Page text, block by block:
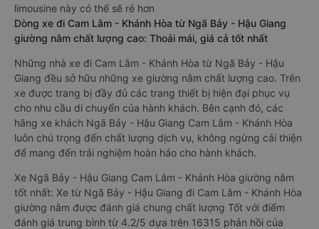
limousine này có thể sẽ rẻ hơn
Dòng xe đi Cam Lâm - Khánh Hòa từ Ngã Bảy - Hậu Giang
giường nằm chất lượng cao: Thoải mái, giá cả tốt nhất
Những nhà xe đi Cam Lâm - Khánh Hòa từ Ngã Bảy - Hậu
Giang đều sở hữu những xe giường nằm chất lượng cao. Trên
xe được trang bị đầy đủ các trang thiết bị hiện đại phục vụ
cho nhu cầu di chuyển của hành khách. Bên cạnh đó, các
hãng xe khách Ngã Bảy - Hậu Giang Cam Lâm - Khánh Hòa
luôn chú trọng đến chất lượng dịch vụ, không ngừng cải thiện
để mang đến trải nghiệm hoàn hảo cho hành khách.
Xe Ngã Bảy - Hậu Giang Cam Lâm - Khánh Hòa giường nằm
tốt nhất: Xe từ Ngã Bảy - Hậu Giang đi Cam Lâm - Khánh Hòa
giường nằm được đánh giá chung chất lượng Tốt với điểm
đánh giá trung bình từ 4.2/5 dựa trên 16315 phản hồi của